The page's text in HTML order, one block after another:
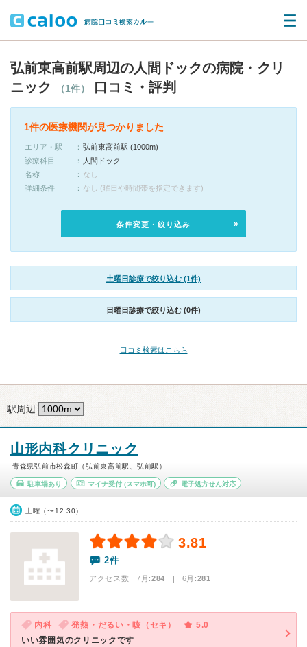
弘前東高前駅周辺の人間ドックの病院・クリ
ニック
（1件） 口コミ・評判
1件の医療機関が見つかりました
エリア・駅
弘前東高前駅 (1000m)
診療科目
人間ドック
名称
なし
詳細条件
なし (曜日や時間帯を指定できます)
条件変更・絞り込み
土曜日診療で絞り込む (1件)
日曜日診療で絞り込む (0件)
口コミ検索はこちら
駅周辺
山形内科クリニック
青森県弘前市松森町（弘前東高前駅、弘前駅）
駐車場あり マイナ受付(スマホ可) 電子処方せん対応
土曜（〜12:30）
3.81
2件
アクセス数 7月:284 | 6月:281
内科 発熱・だるい・咳（セキ）
5.0
いい雰囲気のクリニックです